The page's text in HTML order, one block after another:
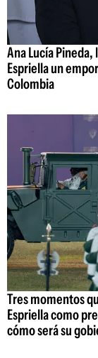
Ana Lucía
Espriella un
Colombia
Tres momentos
Espriella como
cómo será su